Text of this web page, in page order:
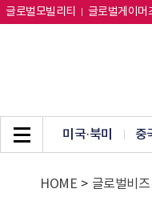
글로벌모빌리티 글로벌게이머
미국·북미 중
HOME > 글로벌비즈